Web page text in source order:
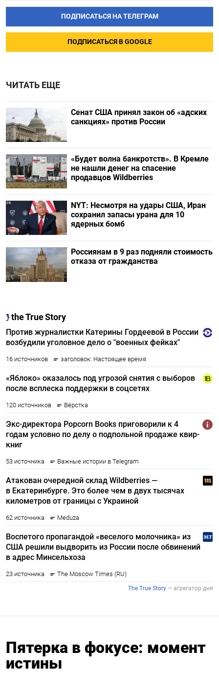
ПОДПИСАТЬСЯ НА ТЕЛЕГРАМ
ПОДПИСАТЬСЯ В GOOGLE
ЧИТАТЬ ЕЩЕ
Сенат США принял закон об «адских
санкциях» против России
«Будет волна банкротств». В Кремле
не нашли денег на спасение
продавцов Wildberries
NYT: Несмотря на удары США, Иран
сохранил запасы урана для 10
ядерных бомб
Россиянам в 9 раз подняли стоимость
отказа от гражданства
Пятерка в фокусе: момент
истины